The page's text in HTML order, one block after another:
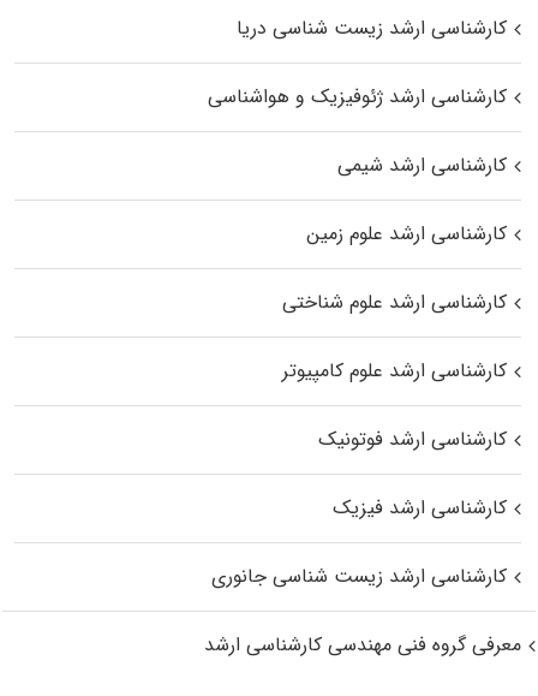
کارشناسی ارشد زیست‌ شناسی دریا
کارشناسی ارشد ژئوفیزیک و هواشناسی
کارشناسی ارشد شیمی
کارشناسی ارشد علوم زمین
کارشناسی ارشد علوم شناختی
کارشناسی ارشد علوم کامپیوتر
کارشناسی ارشد فوتونیک
کارشناسی ارشد فیزیک
کارشناسی ارشد زیست‌ شناسی جانوری
معرفی گروه فنی مهندسی کارشناسی ارشد